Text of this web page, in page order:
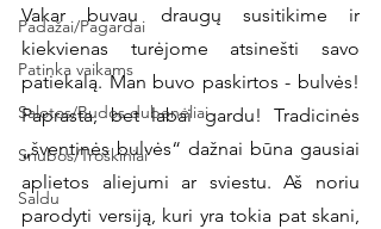
Padažai/Pagardai
Patinka vaikams
Salotos/Budos dubenėliai
Sriubos/Troškiniai
Saldu
Vakar buvau draugų susitikime ir
kiekvienas turėjome atsinešti savo
patiekalą. Man buvo paskirtos - bulvės!
Paprasta, bet labai gardu! Tradicinės
„šventinės bulvės“ dažnai būna gausiai
aplietos aliejumi ar sviestu. Aš noriu
parodyti versiją, kuri yra tokia pat skani,